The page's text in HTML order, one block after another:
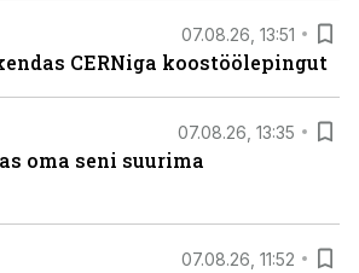
07.08.26, 13:51
CERNiga koostöölepingut
07.08.26, 13:35
oma seni suurima
07.08.26, 11:52